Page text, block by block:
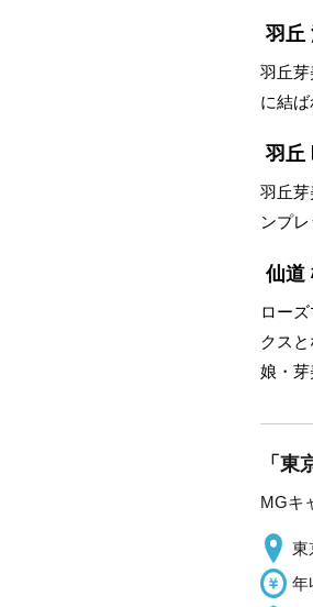
羽丘
羽丘
に結ば
羽丘
羽丘
ンプ
仙道
ロー
クス
娘・芽
「
MGキ
東
年